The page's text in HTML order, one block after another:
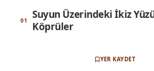
Suyun Üzerindeki İkiz
Köprüler
YER KAYDET